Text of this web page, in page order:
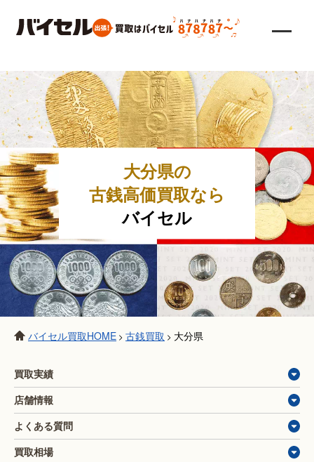
大分県の
古銭高価買取なら
バイセル
バイセル買取HOME > 古銭買取 > 大分県
買取実績
店舗情報
よくある質問
買取相場